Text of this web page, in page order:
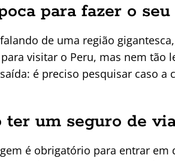
para fazer o
de uma região
visitar o Peru, mas nem tão
é preciso pesquisar caso a
ter um seguro de
é obrigatório para entrar em